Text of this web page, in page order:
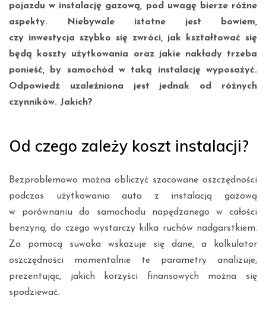
pojazdu w instalację gazową, pod uwagę bierze różne
aspekty. Niebywale istotne jest bowiem,
czy inwestycja szybko się zwróci, jak kształtować się
będą koszty użytkowania oraz jakie nakłady trzeba
ponieść, by samochód w taką instalację wyposażyć.
Odpowiedź uzależniona jest jednak od różnych
czynników. Jakich?
Od czego zależy koszt instalacji?
Bezproblemowo można obliczyć szacowane oszczędności
podczas użytkowania auta z instalacją gazową
w porównaniu do samochodu napędzanego w całości
benzyną, do czego wystarczy kilka ruchów nadgarstkiem.
Za pomocą suwaka wskazuje się dane, a kalkulator
oszczędności momentalnie te parametry analizuje,
prezentując, jakich korzyści finansowych można się
spodziewać.